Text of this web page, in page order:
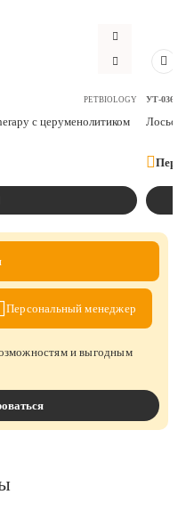
PETBIOLOGY
с церуменолитиком
УТ-
Лосьон
Персональныйменеджер
и выгодным